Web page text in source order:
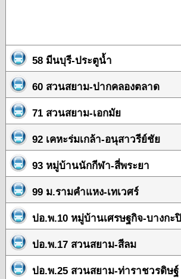
58 มีนบุรี-ประตูน้ำ
60 สวนสยาม-ปากคลองตลาด
71 สวนสยาม-เอกมัย
92 เคหะร่มเกล้า-อนุสาวรีย์ชัย
93 หมู่บ้านนักกีฬา-สี่พระยา
99 ม.รามคำแหง-เทเวศร์
ปอ.พ.10 หมู่บ้านเศรษฐกิจ-บางกะปิ
ปอ.พ.17 สวนสยาม-สีลม
ปอ.พ.25 สวนสยาม-ท่าราชวรดิษฐ์